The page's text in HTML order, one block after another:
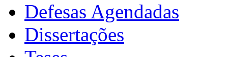
Defesas Agendadas
Dissertações